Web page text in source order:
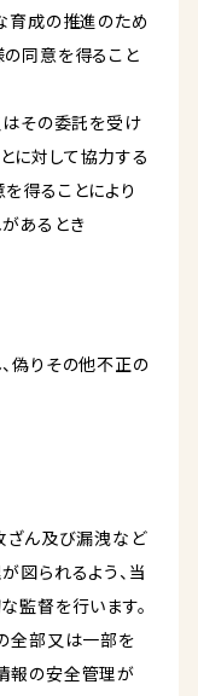
育成の推進のため
の同意を得ること
はその委託を受け
に対して協力する
得ることにより
あるとき
偽りその他不正の
ざん及び漏洩など
図られるよう、当
監督を行います。
全部又は一部を
報の安全管理が